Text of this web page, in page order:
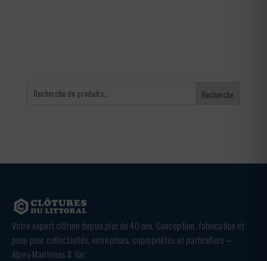
Recherche
Votre expert clôture depuis plus de 40 ans. Conception, fabrication et
pose pour collectivités, entreprises, copropriétés et particuliers —
Alpes-Maritimes & Var.